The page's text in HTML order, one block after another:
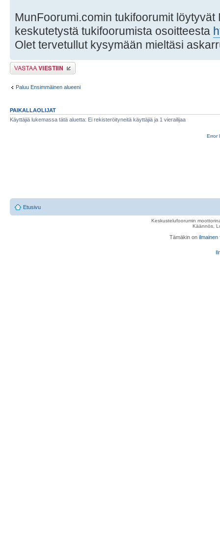
MunFoorumi.comin tukifoorumit löytyvät
keskutetystä tukifoorumista osoitteesta
Olet tervetullut kysymään mieltäsi
Lähetä vastaus
Paluu Ensimmäinen alueeni
PAIKALLAOLIJAT
Käyttäjiä lukemassa tätä aluetta: Ei rekisteröityneitä käyttäjiä ja 1 vierailijaa
Error
Etusivu
Keskustelufoorumin
Käännös,
Tämäkin on ilmainen